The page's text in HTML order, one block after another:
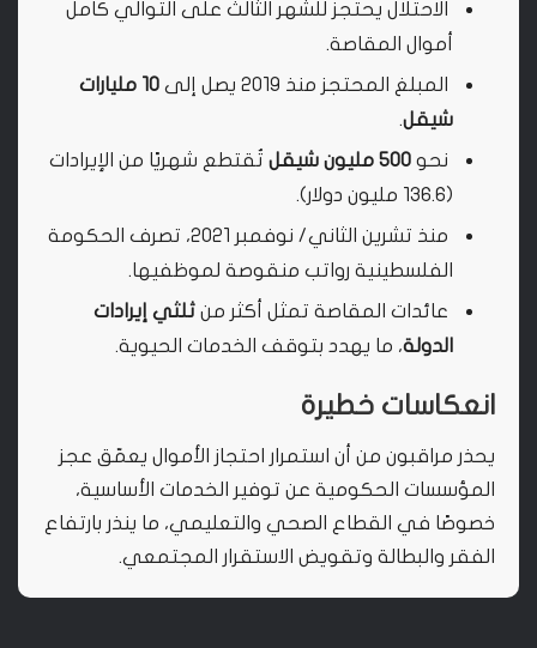
الاحتلال يحتجز للشهر الثالث على التوالي كامل
أموال المقاصة.
المبلغ المحتجز منذ 2019 يصل إلى
10 مليارات
شيقل.
نحو 500 مليون شيقل
تُقتطع شهريًا من الإيرادات
(136.6 مليون دولار).
منذ تشرين الثاني/ نوفمبر 2021، تصرف الحكومة
الفلسطينية رواتب منقوصة لموظفيها.
عائدات المقاصة تمثل أكثر من ثلثي إيرادات
الدولة، ما يهدد بتوقف الخدمات الحيوية.
انعكاسات خطيرة
يحذر مراقبون من أن استمرار احتجاز الأموال يعمّق عجز
المؤسسات الحكومية عن توفير الخدمات الأساسية،
خصوصًا في القطاع الصحي والتعليمي، ما ينذر بارتفاع
الفقر والبطالة وتقويض الاستقرار المجتمعي.